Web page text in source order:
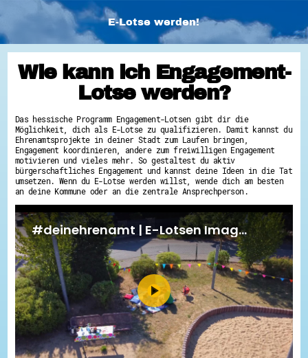
E-Lotse werden!
Wie kann ich Engagement-
Lotse werden?
Das hessische Programm Engagement-Lotsen gibt dir die
Möglichkeit, dich als E-Lotse zu qualifizieren. Damit kannst du
Ehrenamtsprojekte in deiner Stadt zum Laufen bringen,
Engagement koordinieren, andere zum freiwilligen Engagement
motivieren und vieles mehr. So gestaltest du aktiv
bürgerschaftliches Engagement und kannst deine Ideen in die Tat
umsetzen. Wenn du E-Lotse werden willst, wende dich am besten
an deine Kommune oder an die zentrale Ansprechperson.